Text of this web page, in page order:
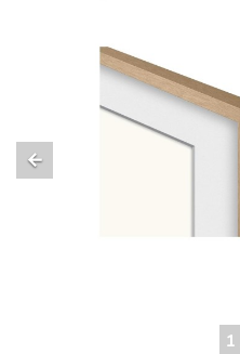
1
arrow_back